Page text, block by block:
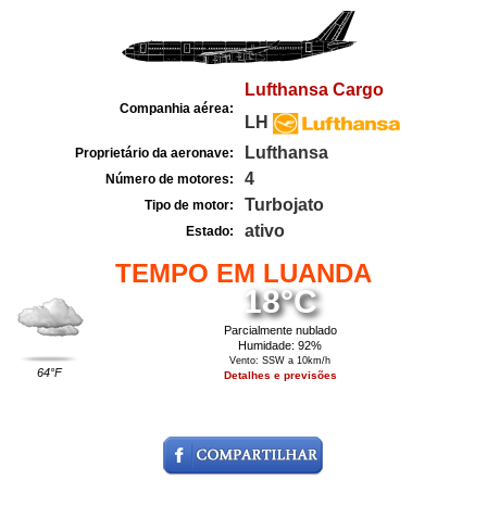
Companhia aérea:
Lufthansa Cargo
LH
Proprietário da aeronave: Lufthansa
Número de motores: 4
Tipo de motor: Turbojato
Estado: ativo
TEMPO EM LUANDA
64°F
18°C
Parcialmente nublado
Humidade: 92%
Vento: SSW a 10km/h
Detalhes e previsões